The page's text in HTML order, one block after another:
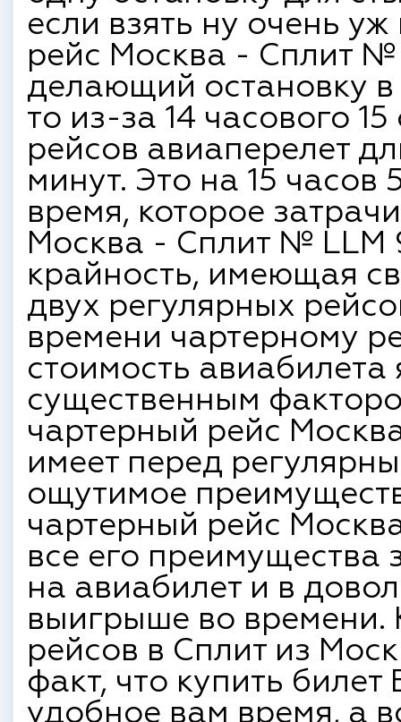
если взять ну очень
рейс Москва - Сплит №
делающий остановку
то из-за 14 часового
рейсов авиаперелет
минут. Это на 15 часов
время, которое
Москва - Сплит № LLM
крайность, имеющая
двух регулярных
времени чартерному
стоимость авиабилета
существенным
чартерный рейс
имеет перед
ощутимое
чартерный рейс
все его преимущества
на авиабилет и в
выигрыше во времени.
рейсов в Сплит из
факт, что купить
удобное вам время, а